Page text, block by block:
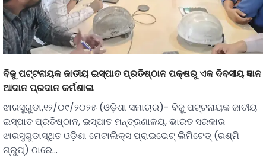
ବିଜୁ ପଟ୍ଟନାୟକ ଜାତୀୟ ଇସ୍ପାତ ପ୍ରତିଷ୍ଠାନ ପକ୍ଷରୁ ଏକ ଦିବସୀୟ ଜ୍ଞାନ
ଆଦାନ ପ୍ରଦାନ କର୍ମଶାଳା
ଝାରସୁଗୁଡା,୧୨/୦୯/୨୦୨୫ (ଓଡ଼ିଶା ସମାଚାର)- ବିଜୁ ପଟ୍ଟନାୟକ ଜାତୀୟ
ଇସ୍ପାତ ପ୍ରତିଷ୍ଠାନ, ଇସ୍ପାତ ମନ୍ତ୍ରଣାଳୟ, ଭାରତ ସରକାର
ଝାରସୁଗୁଡାସ୍ଥିତ ଓଡ଼ିଶା ମେଟାଲିକ୍ସ ପ୍ରାଇଭେଟ୍ ଲିମିଟେଡ୍ (ରଶ୍ମି
ଗ୍ରୁପ୍) ଠାରେ…